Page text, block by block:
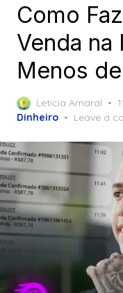
Como
Venda na
Menos
Leticia Amaral
Dinheiro
Leave a